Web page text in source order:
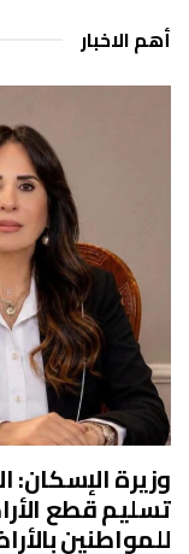
أهم الاخبار
وزيرة الإسكان:
تسليم قطع
للمواطنين